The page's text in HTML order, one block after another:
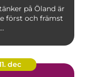
på Öland är
först och främst
dec